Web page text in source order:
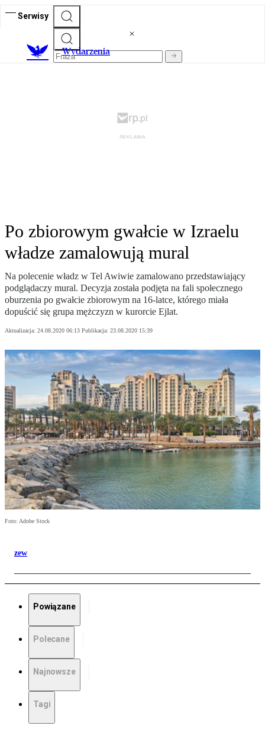
Serwisy
Wydarzenia
Po zbiorowym gwałcie w Izraelu
władze zamalowują mural
Na polecenie władz w Tel Awiwie zamalowano przedstawiający
podglądaczy mural. Decyzja została podjęta na fali społecznego
oburzenia po gwałcie zbiorowym na 16-latce, którego miała
dopuścić się grupa mężczyzn w kurorcie Ejlat.
Aktualizacja: 24.08.2020 06:13 Publikacja: 23.08.2020 15:39
Foto: Adobe Stock
zew
Powiązane
Polecane
Najnowsze
Tagi